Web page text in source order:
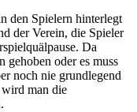
den Spielern hinterlegt
der Verein, die Spieler
Da
gehoben oder es muss
noch nie grundlegend
man die